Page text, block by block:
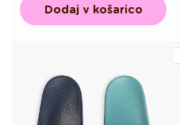
Dodaj v košarico